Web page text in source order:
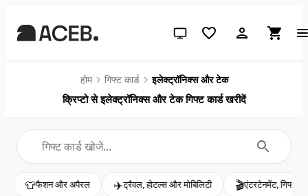
सिस्टम थीम (लाइट के लिए क्लिक करें)
होम गिफ्ट कार्ड इलेक्ट्रॉनिक्स और टेक
क्रिप्टो से इलेक्ट्रॉनिक्स और टेक गिफ्ट कार्ड खरीदें
अपैरल ✈️ट्रैवल, होटल्स और मोबिलिटी 🎬एंटरटेनमेंट, गिफ्ट्स और इवेंट्स